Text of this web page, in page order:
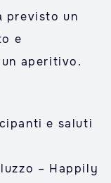
previsto un
e
aperitivo.
e saluti
– Happily